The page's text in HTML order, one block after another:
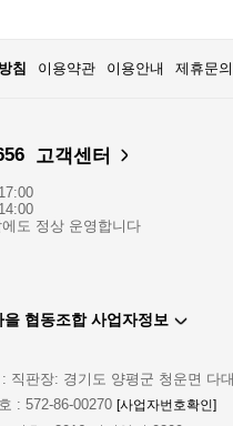
침 이용약관 이용안내 제휴문의
고객센터
도 정상 운영합니다
협동조합 사업자정보
직판장: 경기도 양평군 청운면 다
: 572-86-00270 [사업자번호확인]